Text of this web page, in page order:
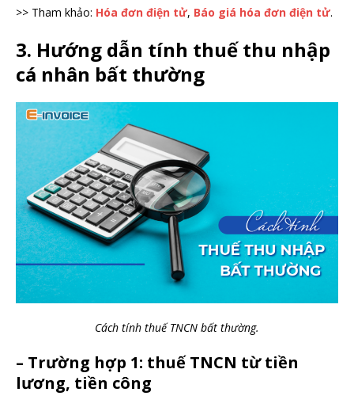
>> Tham khảo: Hóa đơn điện tử, Báo giá hóa đơn điện tử.
3. Hướng dẫn tính thuế thu nhập
cá nhân bất thường
Cách tính thuế TNCN bất thường.
– Trường hợp 1: thuế TNCN từ tiền
lương, tiền công